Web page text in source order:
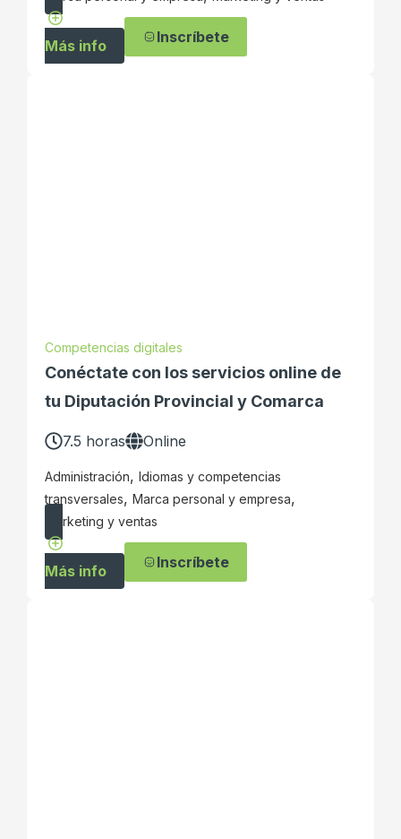
Más info Inscríbete
Competencias digitales
Conéctate con los servicios online de
tu Diputación Provincial y Comarca
7.5 horas Online
Administración, Idiomas y competencias
transversales, Marca personal y empresa,
Marketing y ventas
Más info Inscríbete